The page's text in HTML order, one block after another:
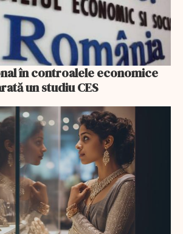
în controalele economice
un studiu CES